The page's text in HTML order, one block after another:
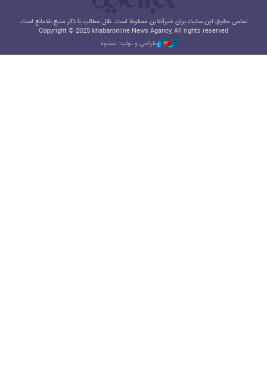
تمامی حقوق این سایت برای خبرآنلاین محفوظ است. نقل مطالب با ذکر منبع بلامانع است.
Copyright © 2025 khabaronline News Agancy, All rights reserved
طراحی و تولید: نستوه